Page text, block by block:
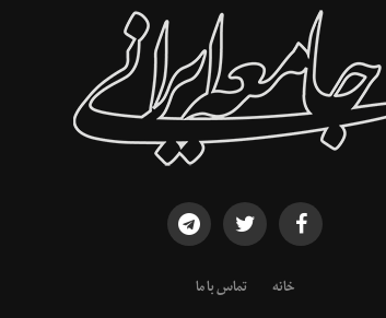
خانه تماس با ما